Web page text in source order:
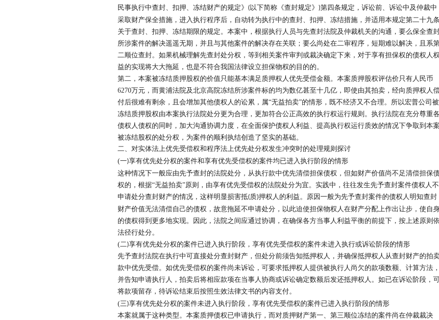
民事执行中查封、扣押、冻结财产的规定》 (以下简称《查封规定》 )第四条规定，诉讼前、诉讼中及仲裁中
采取财产保全措施，进入执行程序后，自动转为执行中的查封、扣押、冻结措施，并适用本规定第二十九条
关于查封、扣押、冻结期限的规定。本案中，根据执行人员与先查封法院及仲裁机关的沟通，要么保全查
所涉案件的解决遥遥无期，并且与其他案件的解决存在关联；要么尚处在二审程序，短期难以解决，且系
二顺位查封。如果机械理解先查封处分权，等到相关案件审判或裁决确定下来，对于享有担保权的债权人权
益的实现将大大拖延，也是不符合我国法律设立担保物权的目的的。
第二，本案被冻结质押股权的价值只能基本满足质押权人优先受偿金额。本案质押股权评估价只有人民币
6270万元，而黄浦法院及北京高院冻结所涉案件标的均为数亿甚至十几亿，即使由其拍卖，经向质押权人
付后很难有剩余，且会增加其他债权人的讼累，属“无益拍卖”的情形，既不经济又不合理。所以宏普公司被
冻结质押股权由本案执行法院处分更为合理，更加符合公正高效的执行权运行规则。执行法院在充分尊重各
债权人债权的同时，加大沟通协调力度，在全面保护债权人利益、提高执行权运行质效的情况下争取到本案
被冻结股权的处分权，为案件的顺利执结创造了坚实的基础。
二、对实体法上优先受偿权和程序法上优先处分权发生冲突时的处理规则探讨
(一)享有优先处分权的案件和享有优先受偿权的案件均已进入执行阶段的情形
这种情况下一般应由先予查封的法院处分，从执行款中优先清偿担保债权，但如财产价值尚不足清偿担保
权的，根据“无益拍卖”原则，由享有优先受偿权的法院处分为宜。实践中，往往发生先予查封案件债权人不
申请处分查封财产的情况，这样明显损害抵(质)押权人的利益。原因一般为先予查封案件的债权人明知查封
财产价值无法清偿自己的债权，故意拖延不申请处分，以此迫使担保物权人在财产分配上作出让步，使自
的债权得到更多地实现。因此，法院之间应通过协调，在确保各方当事人利益平衡的前提下，按上述原则依
法径行处分。
(二)享有优先处分权的案件已进入执行阶段，享有优先受偿权的案件未进入执行或诉讼阶段的情形
先予查封法院在执行中可直接处分查封财产，但处分前须告知抵押权人，并确保抵押权人从查封财产的拍
款中优先受偿。如优先受偿权的案件尚未诉讼，可要求抵押权人提供被执行人尚欠的款项数额、计算方法，
并告知申请执行人，拍卖后将相应款项在当事人协商或诉讼确定数额后发还抵押权人。如已在诉讼阶段，可
将款项留存，待诉讼结束后按照生效法律文书的内容支付。
(三)享有优先处分权的案件未进入执行阶段，享有优先受偿权的案件已进入执行阶段的情形
本案就属于这种类型。本案质押债权已申请执行，而对质押财产第一、第三顺位冻结的案件尚在仲裁裁决